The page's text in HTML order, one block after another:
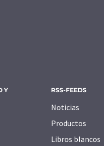
Y
RSS-FEEDS
Noticias
Productos
Libros blancos